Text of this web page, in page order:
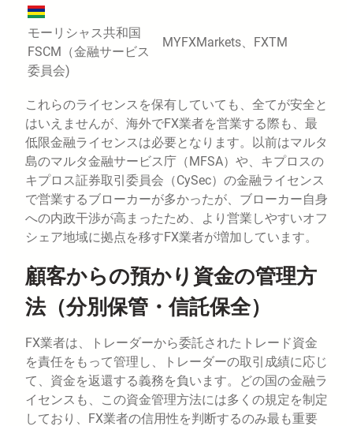
モーリシャス共和国
FSCM（金融サービス
委員会)
MYFXMarkets、FXTM
これらのライセンスを保有していても、全てが安全と
はいえませんが、海外でFX業者を営業する際も、最
低限金融ライセンスは必要となります。以前はマルタ
島のマルタ金融サービス庁（MFSA）や、キプロスの
キプロス証券取引委員会（CySec）の金融ライセンス
で営業するブローカーが多かったが、ブローカー自身
への内政干渉が高まったため、より営業しやすいオフ
シェア地域に拠点を移すFX業者が増加しています。
顧客からの預かり資金の管理方
法（分別保管・信託保全）
FX業者は、トレーダーから委託されたトレード資金
を責任をもって管理し、トレーダーの取引成績に応じ
て、資金を返還する義務を負います。どの国の金融ラ
イセンスも、この資金管理方法には多くの規定を制定
しており、FX業者の信用性を判断するのみ最も重要